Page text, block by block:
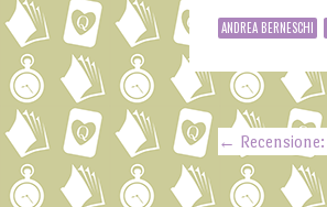
ANDREA BERNESCHI
Post
←